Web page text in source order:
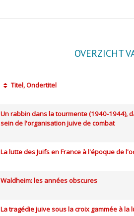
OVERZICHT
Titel, Ondertitel
Un rabbin dans la tourmente (1940-1944),
sein de l'organisation juive de combat
La lutte des Juifs en France à l'époque de
Waldheim: les années obscures
La tragédie juive sous la croix gammée à la